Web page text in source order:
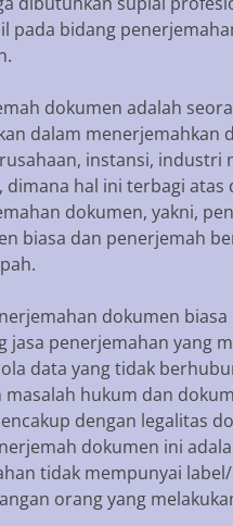
pada bidang
dokumen adalah
dalam menerjemahkan
instansi, industri
dimana hal ini terbagi atas
dokumen, yakni,
biasa dan penerjemah
dokumen
jasa penerjemahan yang
data yang tidak
masalah hukum dan
dengan legalitas
dokumen ini
tidak mempunyai
orang yang